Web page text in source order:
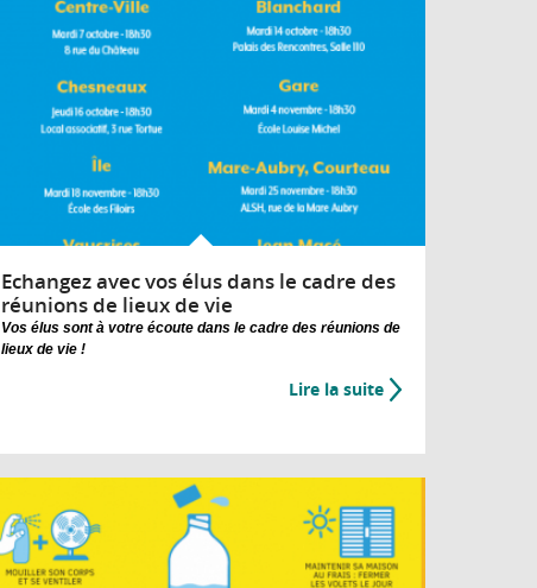
Echangez avec vos élus dans le cadre des
réunions de lieux de vie
Vos élus sont à votre écoute dans le cadre des réunions de
lieux de vie !
Lire la suite